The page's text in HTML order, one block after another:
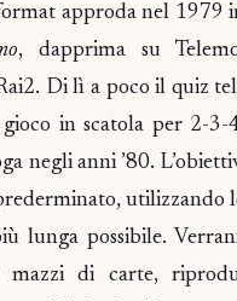
approda nel 1979
, dapprima su
Di lì a poco il quiz
gioco in scatola per 2-
negli anni ’80.
utilizzando
lunga possibile.
mazzi di carte,